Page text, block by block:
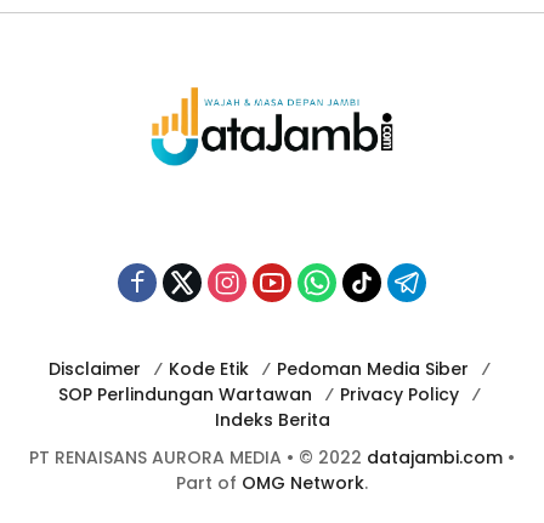
Disclaimer Kode Etik
Pedoman Media Siber
SOP Perlindungan Wartawan
Privacy Policy
Indeks Berita
PT RENAISANS AURORA MEDIA • © 2022 datajambi.com •
Part of OMG Network.